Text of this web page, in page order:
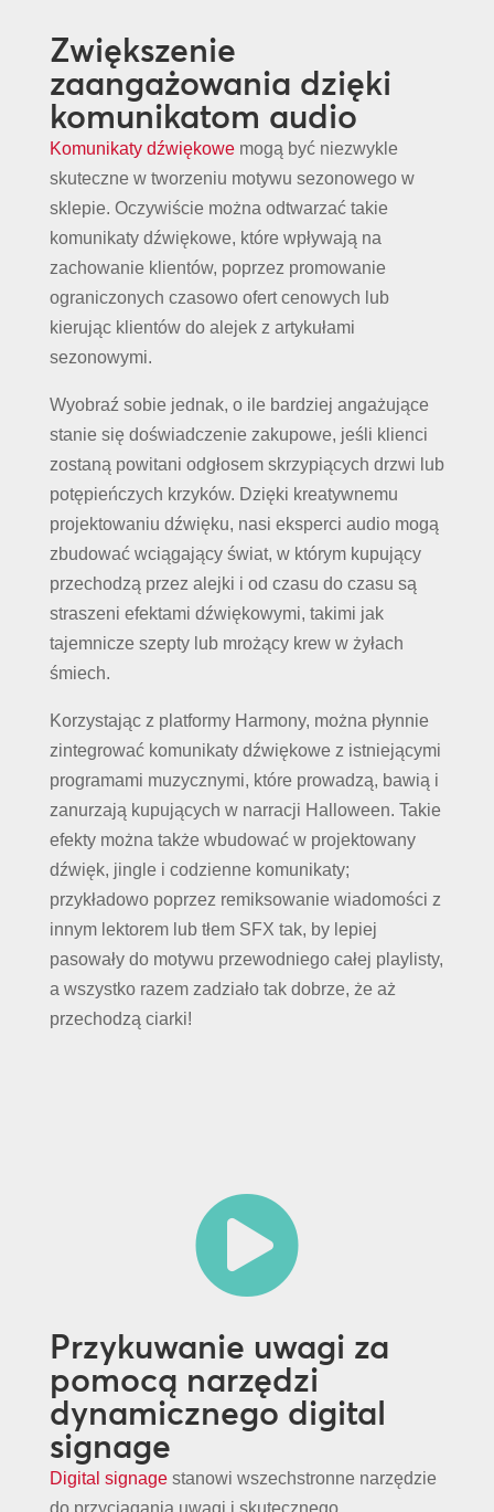
Zwiększenie
zaangażowania dzięki
komunikatom audio
Komunikaty dźwiękowemogą być niezwykle
skuteczne w tworzeniu motywu sezonowego w
sklepie. Oczywiście można odtwarzać takie
komunikaty dźwiękowe, które wpływają na
zachowanie klientów, poprzez promowanie
ograniczonych czasowo ofert cenowych lub
kierując klientów do alejek z artykułami
sezonowymi.
Wyobraź sobie jednak, o ile bardziej angażujące
stanie się doświadczenie zakupowe, jeśli klienci
zostaną powitani odgłosem skrzypiących drzwi lub
potępieńczych krzyków. Dzięki kreatywnemu
projektowaniu dźwięku, nasi eksperci audio mogą
zbudować wciągający świat, w którym kupujący
przechodzą przez alejki i od czasu do czasu są
straszeni efektami dźwiękowymi, takimi jak
tajemnicze szepty lub mrożący krew w żyłach
śmiech.
Korzystając z platformy Harmony, można płynnie
zintegrować komunikaty dźwiękowe z istniejącymi
programami muzycznymi, które prowadzą, bawią i
zanurzają kupujących w narracji Halloween. Takie
efekty można także wbudować w projektowany
dźwięk, jingle i codzienne komunikaty;
przykładowo poprzez remiksowanie wiadomości z
innym lektorem lub tłem SFX tak, by lepiej
pasowały do motywu przewodniego całej playlisty,
a wszystko razem zadziało tak dobrze, że aż
przechodzą ciarki!

Przykuwanie uwagi za
pomocą narzędzi
dynamicznego digital
signage
Digital signagestanowi wszechstronne narzędzie
do przyciągania uwagi i skutecznego